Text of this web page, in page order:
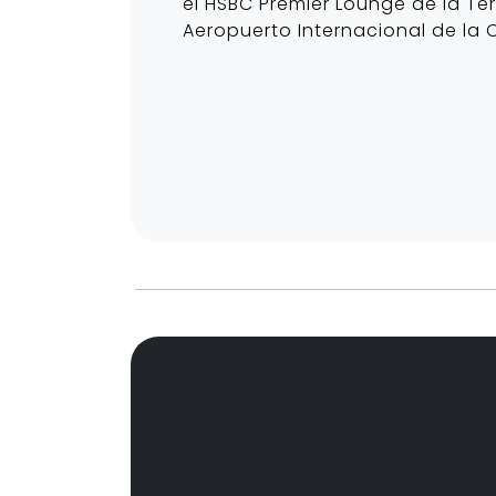
Aeropuerto Internacional de la